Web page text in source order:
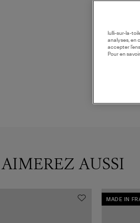
AUSSI
MADE IN
lulli-sur-la-
analyses, en
accepter
Pour en